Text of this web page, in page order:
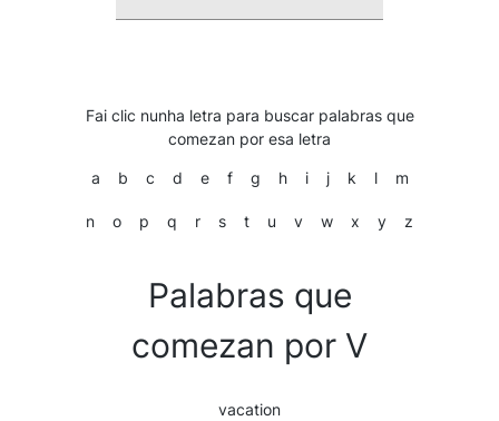
Fai clic nunha letra para buscar palabras que
comezan por esa letra
a b c d e f g h i j k l m
n o p q r s t u v w x y z
Palabras que
comezan por V
vacation